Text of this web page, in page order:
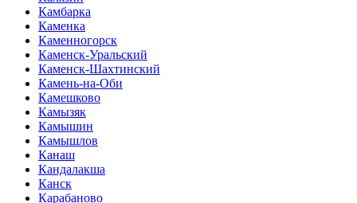
Камбарка
Каменка
Каменногорск
Каменск-Уральский
Каменск-Шахтинский
Камень-на-Оби
Камешково
Камызяк
Камышин
Камышлов
Канаш
Кандалакша
Канск
Карабаново